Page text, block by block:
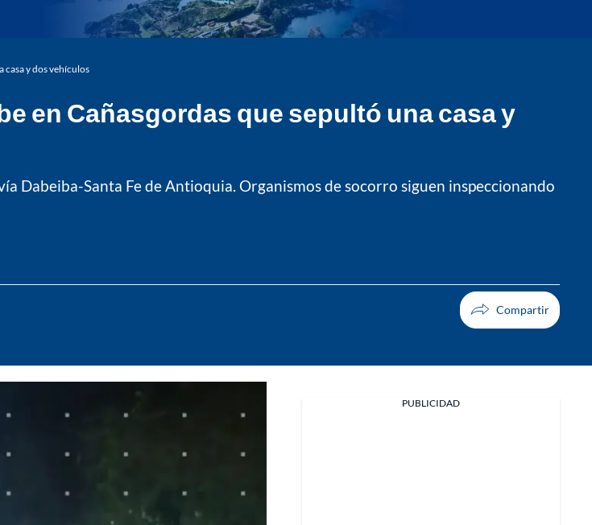
casa y dos vehículos
en Cañasgordas que sepultó una casa y
Dabeiba-Santa Fe de Antioquia. Organismos de socorro siguen inspeccionando
PUBLICIDAD